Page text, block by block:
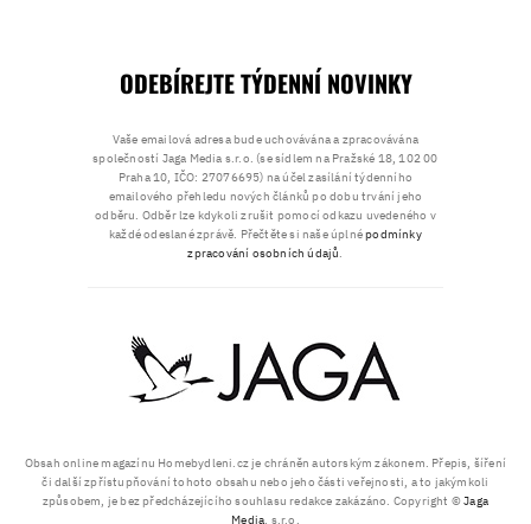
Obsah online magazínu Homebydleni.cz je chráněn autorským zákonem. Přepis, šíření
či další zpřístupňování tohoto obsahu nebo jeho části veřejnosti, a to jakýmkoli
způsobem, je bez předcházejícího souhlasu redakce zakázáno. Copyright ©Jaga
Media, s.r.o.
ODEBÍREJTE TÝDENNÍ NOVINKY
Vaše emailová adresa bude uchovávána a zpracovávána
společností Jaga Media s.r.o. (se sídlem na Pražské 18, 102 00
Praha 10, IČO: 27076695) na účel zasílání týdenního
emailového přehledu nových článků po dobu trvání jeho
odběru. Odběr lze kdykoli zrušit pomocí odkazu uvedeného v
každé odeslané zprávě. Přečtěte si naše úplnépodmínky
zpracování osobních údajů.